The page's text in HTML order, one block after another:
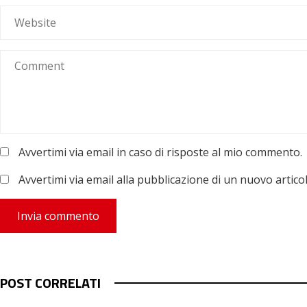
Avvertimi via email in caso di risposte al mio commento.
Avvertimi via email alla pubblicazione di un nuovo
POST CORRELATI